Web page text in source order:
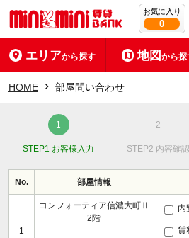
お気に入り
0
エリアから探す 地図から探
HOME 部屋問い合わせ
STEP1 お客様入力 STEP2 内容確認
No. 部屋情報
1
コンフォーティア信濃大町Ⅱ
2階
内
賃